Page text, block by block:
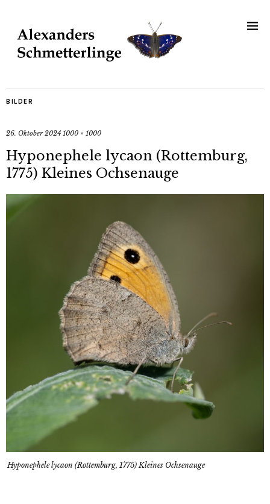
BILDER
26. Oktober 2024 1000 × 1000
Hyponephele lycaon (Rottemburg,
1775) Kleines Ochsenauge
Hyponephele lycaon (Rottemburg, 1775) Kleines Ochsenauge